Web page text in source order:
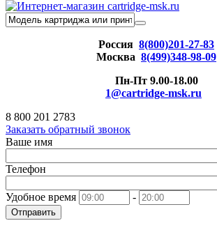
Россия 8(800)201-27-83
Москва 8(499)348-98-09
Пн-Пт 9.00-18.00
1@cartridge-msk.ru
8 800 201 2783
Заказать обратный звонок
Ваше имя
Телефон
Удобное время -
Отправить